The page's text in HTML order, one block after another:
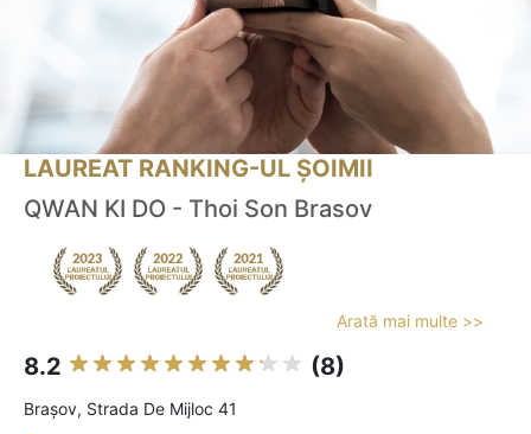
LAUREAT RANKING-UL ȘOIMII
QWAN KI DO - Thoi Son Brasov
Arată mai multe >>
8.2 (8)
Braşov, Strada De Mijloc 41